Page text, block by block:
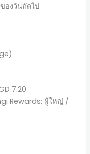
องวันถัดไป
7.20
Rewards: ผู้ใหญ่ /